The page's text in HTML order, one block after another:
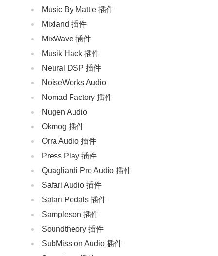
Music By Mattie 插件
Mixland 插件
MixWave 插件
‌Musik Hack‌ 插件
Neural DSP 插件
NoiseWorks Audio
Nomad Factory 插件
Nugen Audio
Okmog 插件
Orra Audio 插件
Press Play 插件
Quagliardi Pro Audio 插件
Safari Audio 插件
Safari Pedals 插件
Sampleson 插件
Soundtheory 插件
SubMission Audio 插件